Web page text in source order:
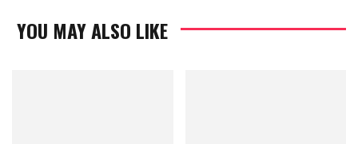
YOU MAY ALSO LIKE